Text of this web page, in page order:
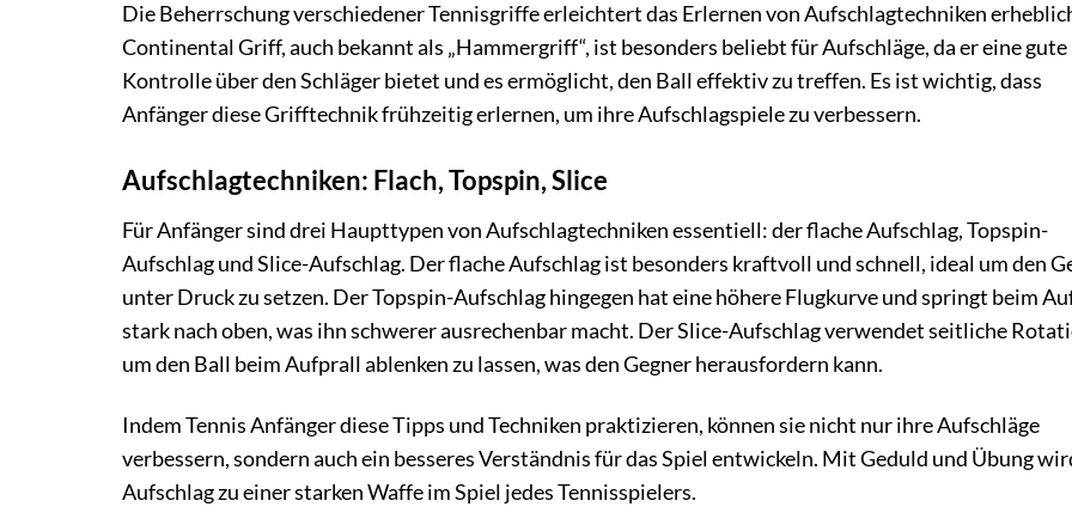
Die Beherrschung verschiedener Tennisgriffe erleichtert das Erlernen von Aufschlagtechniken
Continental Griff, auch bekannt als „Hammergriff“, ist besonders beliebt für Aufschläge, da er eine gute
Kontrolle über den Schläger bietet und es ermöglicht, den Ball effektiv zu treffen. Es ist wichtig, dass
Anfänger diese Grifftechnik frühzeitig erlernen, um ihre Aufschlagspiele zu verbessern.
Aufschlagtechniken: Flach, Topspin, Slice
Für Anfänger sind drei Haupttypen von Aufschlagtechniken essentiell: der flache Aufschlag, Topspin-
Aufschlag und Slice-Aufschlag. Der flache Aufschlag ist besonders kraftvoll und schnell, ideal um den
unter Druck zu setzen. Der Topspin-Aufschlag hingegen hat eine höhere Flugkurve und springt beim
stark nach oben, was ihn schwerer ausrechenbar macht. Der Slice-Aufschlag verwendet seitliche
um den Ball beim Aufprall ablenken zu lassen, was den Gegner herausfordern kann.
Indem Tennis Anfänger diese Tipps und Techniken praktizieren, können sie nicht nur ihre Aufschläge
verbessern, sondern auch ein besseres Verständnis für das Spiel entwickeln. Mit Geduld und Übung
Aufschlag zu einer starken Waffe im Spiel jedes Tennisspielers.